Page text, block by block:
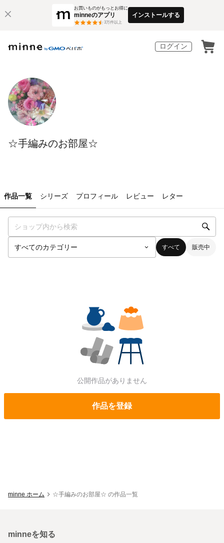
お買いものがもっとお得に
minneのアプリ
3万件以上
インストールする
ログイン
☆手編みのお部屋☆
作品一覧 シリーズ プロフィール レビュー レター
すべて 販売中
公開作品がありません
作品を登録
minne ホーム ☆手編みのお部屋☆ の作品一覧
minneを知る